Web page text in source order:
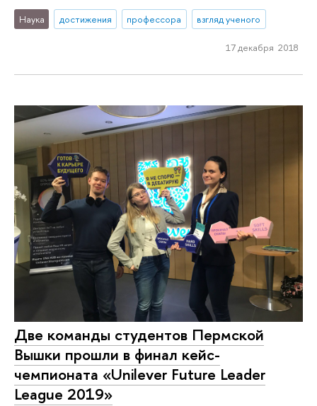
Наука достижения профессора взгляд ученого
17 декабря 2018
Две команды студентов Пермской
Вышки прошли в финал кейс-
чемпионата «Unilever Future Leader
League 2019»